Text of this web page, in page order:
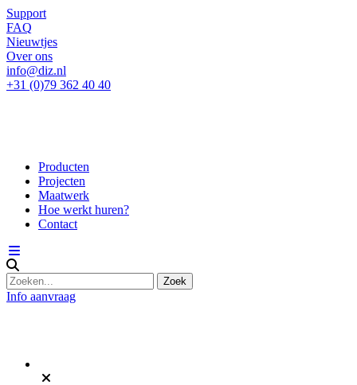
Support
FAQ
Nieuwtjes
Over ons
info@diz.nl
+31 (0)79 362 40 40
Producten
Projecten
Maatwerk
Hoe werkt huren?
Contact
Info aanvraag